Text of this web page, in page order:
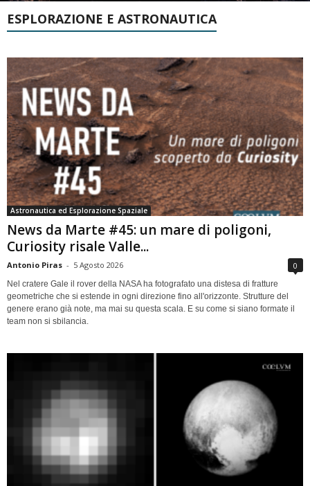
ESPLORAZIONE E ASTRONAUTICA
Astronautica ed Esplorazione Spaziale
News da Marte #45: un mare di poligoni,
Curiosity risale Valle...
Antonio Piras - 5 Agosto 2026 0
Nel cratere Gale il rover della NASA ha fotografato una distesa di fratture
geometriche che si estende in ogni direzione fino all'orizzonte. Strutture del
genere erano già note, ma mai su questa scala. E su come si siano formate il
team non si sbilancia.